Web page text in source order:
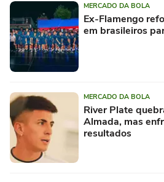
MERCADO DA BOLA
Ex-Flamengo
em brasileiros
MERCADO DA BOLA
River Plate
Almada, mas
resultados